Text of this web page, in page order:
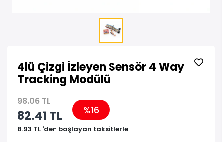
4lü Çizgi İzleyen Sensör 4 Way
Tracking Modülü
98.06 TL
82.41 TL %16
8.93 TL 'den başlayan taksitlerle